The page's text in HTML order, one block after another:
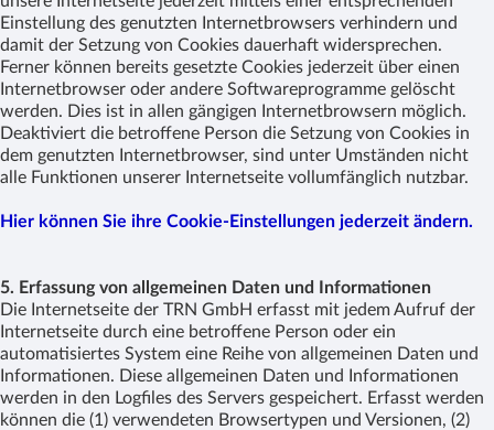
Einstellung des genutzten Internetbrowsers verhindern und
damit der Setzung von Cookies dauerhaft widersprechen.
Ferner können bereits gesetzte Cookies jederzeit über einen
Internetbrowser oder andere Softwareprogramme gelöscht
werden. Dies ist in allen gängigen Internetbrowsern möglich.
Deaktiviert die betroffene Person die Setzung von Cookies in
dem genutzten Internetbrowser, sind unter Umständen nicht
alle Funktionen unserer Internetseite vollumfänglich nutzbar.
Hier können Sie ihre Cookie-Einstellungen jederzeit ändern.
5. Erfassung von allgemeinen Daten und Informationen
Die Internetseite der TRN GmbH erfasst mit jedem Aufruf der
Internetseite durch eine betroffene Person oder ein
automatisiertes System eine Reihe von allgemeinen Daten und
Informationen. Diese allgemeinen Daten und Informationen
werden in den Logfiles des Servers gespeichert. Erfasst werden
können die (1) verwendeten Browsertypen und Versionen, (2)